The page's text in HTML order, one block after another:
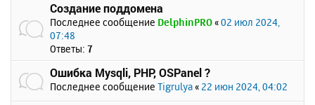
Создание поддомена
Последнее сообщение DelphinPRO «02 июл 2024,
07:48
Ответы: 7
Ошибка Mysqli, PHP, OSPanel ?
Последнее сообщение Tigrulya « 22 июн 2024, 04:02